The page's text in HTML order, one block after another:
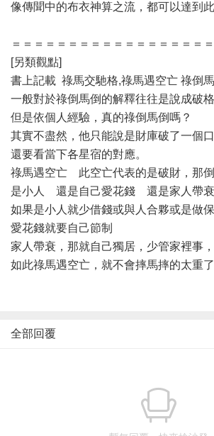
像傳聞中的布衣神算之流，都可以達到此
＝＝＝＝＝＝＝＝＝＝＝＝＝＝＝＝＝
[另類觀點]
書上記載 祿馬交馳格,祿馬遇空亡 祿倒馬
一般對於祿倒馬倒的解釋往往是說成破
但是依個人經驗，真的祿倒馬倒嗎？
其實不盡然，他只能說是財庫破了一個
還要看當下各星宿的對應。
祿馬遇空亡 此空亡代表的是破財，那倒
是小人 還是自己愛花錢 還是家人帶衰
如果是小人就少借錢或與人合夥或是做
愛花錢就要自己節制
家人帶衰，那就自己獨居，少管家裡事
如此祿馬遇空亡，就不會摔馬摔的太重了
全部回覆